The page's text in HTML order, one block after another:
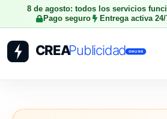
8 de agosto: todos los servicios
Pago seguro
Entrega activa 24/